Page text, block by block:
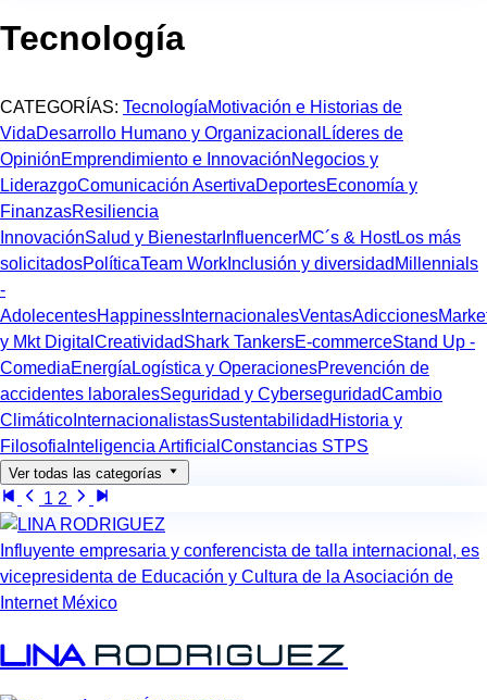
Tecnología
CATEGORÍAS: TecnologíaMotivación e Historias de
VidaDesarrollo Humano y Organizacional Líderes de
OpiniónEmprendimiento e InnovaciónNegocios y
LiderazgoComunicación AsertivaDeportesEconomía y
FinanzasResiliencia
InnovaciónSalud y Bienestar InfluencerMC´s & HostLos más
solicitadosPolíticaTeam Work Inclusión y diversidad Millennials
-
AdolecentesHappiness InternacionalesVentasAdicciones
y Mkt Digital CreatividadShark TankersE-commerceStand Up -
ComediaEnergía Logística y OperacionesPrevención de
accidentes laboralesSeguridad y CyberseguridadCambio
Climático InternacionalistasSustentabilidad Historia y
Filosofia Inteligencia Artificial Constancias STPS
Ver todas las categorías
1 2
Influyente empresaria y conferencista de talla internacional, es
vicepresidenta de Educación y Cultura de la Asociación de
Internet México
LINA RODRIGUEZ